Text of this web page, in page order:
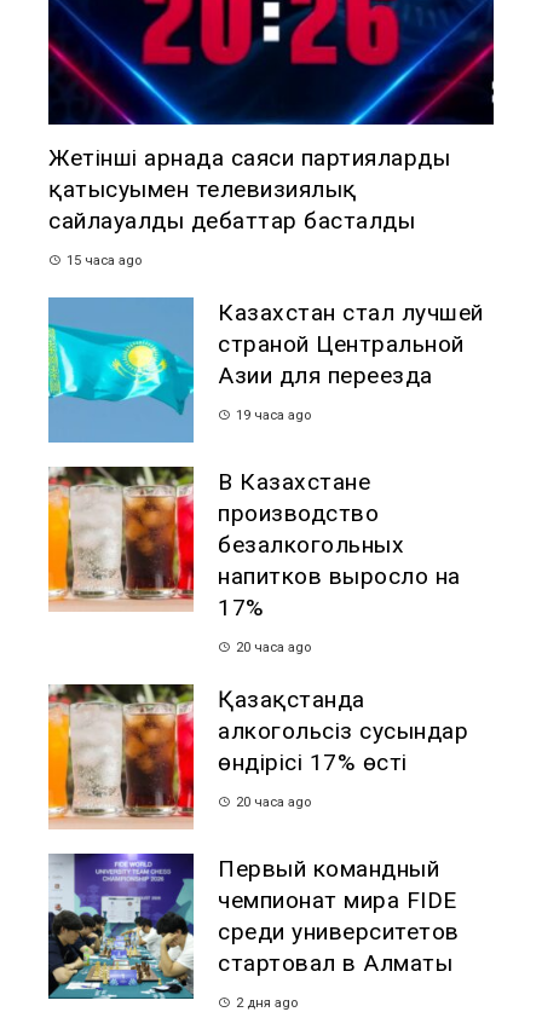
Жетінші арнада саяси партиялардың
қатысуымен телевизиялық
сайлауалды дебаттар басталды
15 часа ago
Казахстан стал лучшей
страной Центральной
Азии для переезда
19 часа ago
В Казахстане
производство
безалкогольных
напитков выросло на
17%
20 часа ago
Қазақстанда
алкогольсіз сусындар
өндірісі 17% өсті
20 часа ago
Первый командный
чемпионат мира FIDE
среди университетов
стартовал в Алматы
2 дня ago